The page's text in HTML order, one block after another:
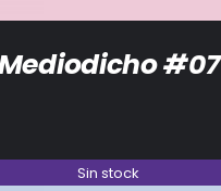
#07
Sin stock